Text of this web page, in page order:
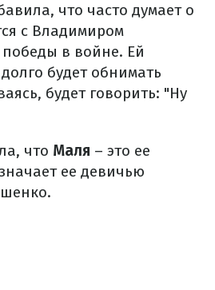
что часто думает о
с Владимиром
в войне. Ей
будет обнимать
будет говорить: "Ну
что Маля – это ее
ее девичью